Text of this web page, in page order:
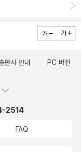
종직 선생의 종택을
어가는 영화인 등 다양
맺고 지역 문제를 함
자가 단순히 구매만
산 과정에 적극적으
. 책에는 신중년들이
판사 안내 PC 버전
2514
FAQ